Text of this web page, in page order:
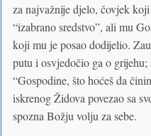
za najvažnije djelo, čovjek
“izabrano sredstvo”, ali mu
koji mu je posao dodijelio.
putu i osvjedočio ga o
“Gospodine, što hoćeš da
iskrenog Židova povezao sa
spozna Božju volju za sebe.